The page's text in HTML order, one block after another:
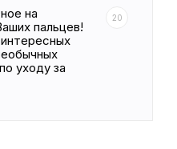
на
пальцев!
уходу за
20